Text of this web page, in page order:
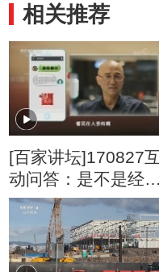
相关推荐
[百家讲坛]170827互
动问答：是不是经过
进化人类变得越来
帅